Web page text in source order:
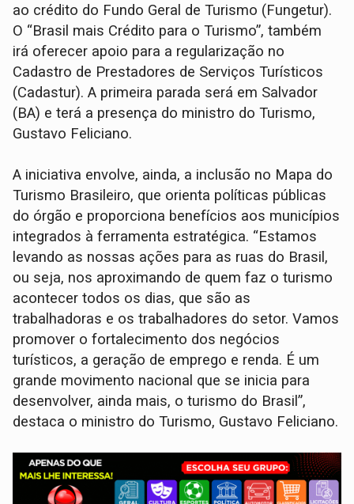
ao crédito do Fundo Geral de Turismo (Fungetur).
O “Brasil mais Crédito para o Turismo”, também
irá oferecer apoio para a regularização no
Cadastro de Prestadores de Serviços Turísticos
(Cadastur). A primeira parada será em Salvador
(BA) e terá a presença do ministro do Turismo,
Gustavo Feliciano.
A iniciativa envolve, ainda, a inclusão no Mapa do
Turismo Brasileiro, que orienta políticas públicas
do órgão e proporciona benefícios aos municípios
integrados à ferramenta estratégica. “Estamos
levando as nossas ações para as ruas do Brasil,
ou seja, nos aproximando de quem faz o turismo
acontecer todos os dias, que são as
trabalhadoras e os trabalhadores do setor. Vamos
promover o fortalecimento dos negócios
turísticos, a geração de emprego e renda. É um
grande movimento nacional que se inicia para
desenvolver, ainda mais, o turismo do Brasil”,
destaca o ministro do Turismo, Gustavo Feliciano.